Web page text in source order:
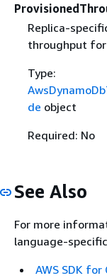
Replica-
throughput
Type:
de object
Required: No
See Also
For more
language-
AWS SDK for